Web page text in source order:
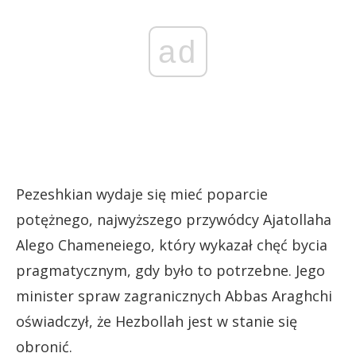
ad
Pezeshkian wydaje się mieć poparcie
potężnego, najwyższego przywódcy Ajatollaha
Alego Chameneiego, który wykazał chęć bycia
pragmatycznym, gdy było to potrzebne. Jego
minister spraw zagranicznych Abbas Araghchi
oświadczył, że Hezbollah jest w stanie się
obronić.